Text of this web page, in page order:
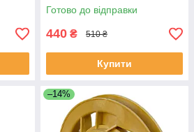
Готово до відправки
440 ₴ 510 ₴
Купити
–14%